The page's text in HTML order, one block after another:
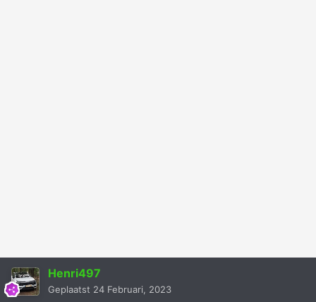
Henri497
Geplaatst 24 Februari, 2023